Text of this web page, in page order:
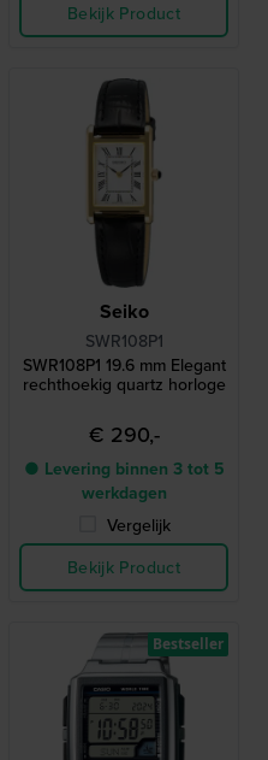
Bekijk Product
Seiko
SWR108P1
SWR108P1 19.6 mm Elegant
rechthoekig quartz horloge
€ 290,-
● Levering binnen 3 tot 5
werkdagen
Vergelijk
Bekijk Product
Bestseller